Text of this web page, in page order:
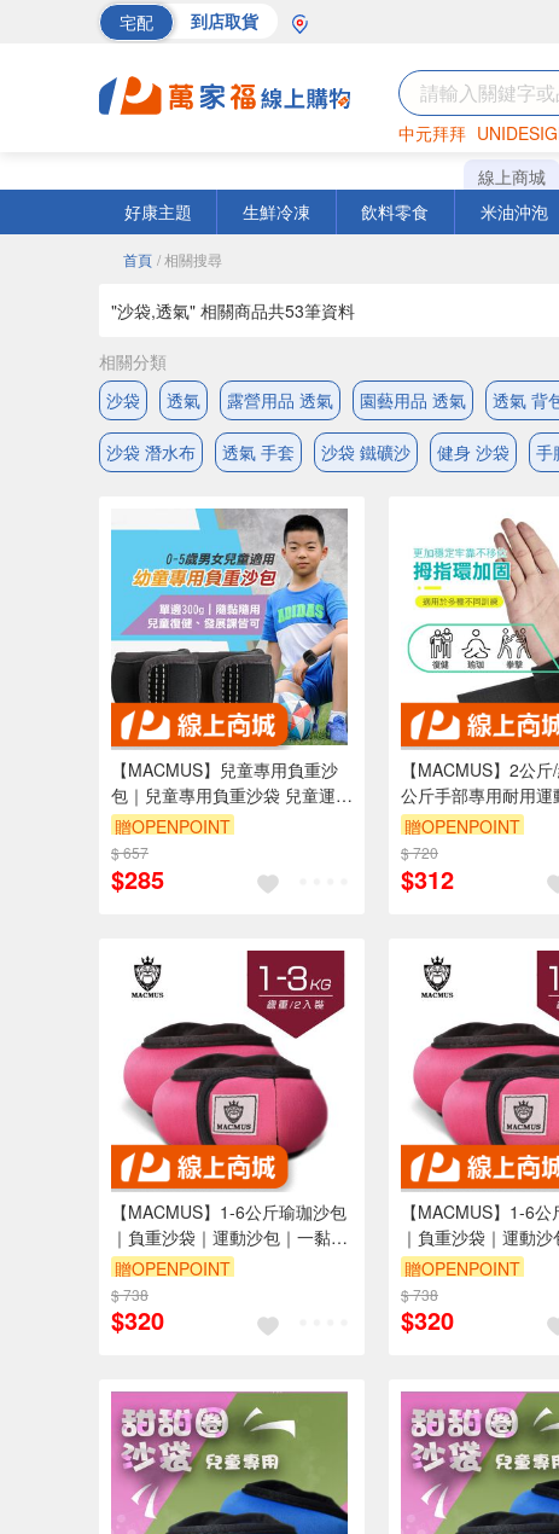
宅配 到店取貨
中元拜拜
巧克力 罐頭
線上商城
好康主題
生鮮冷凍 飲料零食 米油沖泡
首頁 / 相關搜尋
"沙袋,透氣" 相關商品共53筆資料
相關分類
沙袋
透氣 露營用品 透氣 園藝用品 透氣 透氣 背
沙袋 潛水布 透氣 手套 沙袋 鐵礦沙 健身 沙袋 手
【MACMUS】兒童專用負重沙
包｜兒童專用負重沙袋 兒童運動
沙包兒童運動沙袋 幼童綁手綁腿
沙包職能課沙包 兒童複健沙包
(裸包出貨)
贈OPENPOINT
$ 657
$285
【MACMUS】2公
公斤手部專用耐用運
身沙袋負重沙包｜綁
沙袋復健沙包｜運動
袋(裸包出貨)
贈OPENPOINT
$ 720
$312
【MACMUS】1-6公斤瑜珈沙包
｜負重沙袋｜運動沙包｜一黏一
拉穿脫方便｜適合健身訓練、瑜
伽、復健可綁手、腳、腿(裸包
出貨)
贈OPENPOINT
$ 738
$320
【MACMUS】1-6
｜負重沙袋｜運動
拉穿脫方便｜適合健
伽、復健可綁手、腳
出貨)
贈OPENPOINT
$ 738
$320